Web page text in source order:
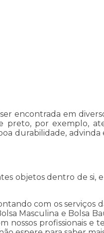
encontrada em
preto, por exemplo,
durabilidade,
objetos dentro de si,
com os serviços
Masculina e Bolsa
nossos profissionais e